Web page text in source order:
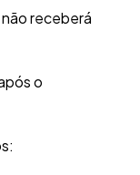
receberá
o